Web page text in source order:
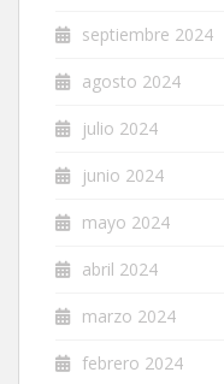
septiembre 2024
agosto 2024
julio 2024
junio 2024
mayo 2024
abril 2024
marzo 2024
febrero 2024